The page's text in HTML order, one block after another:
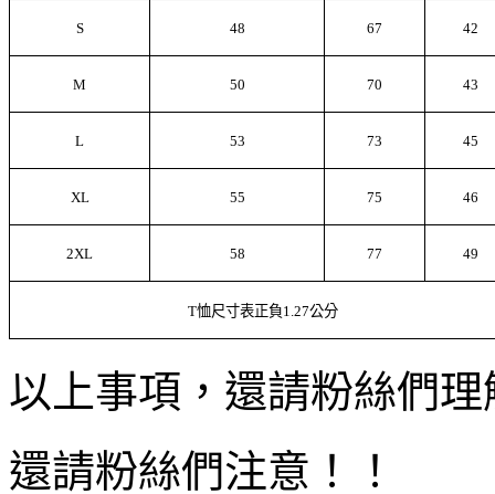
S 48 67 42
M 50 70 43
L 53 73 45
XL 55 75 46
2XL 58 77 49
T恤尺寸表正負1.27公分
以上事項，還請粉絲們
還請粉絲們注意！！